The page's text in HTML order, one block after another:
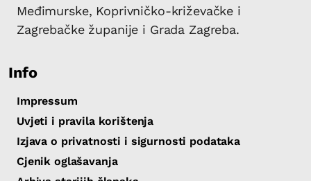
Međimurske, Koprivničko-križevačke i
Zagrebačke županije i Grada Zagreba.
Info
Impressum
Uvjeti i pravila korištenja
Izjava o privatnosti i sigurnosti podataka
Cjenik oglašavanja